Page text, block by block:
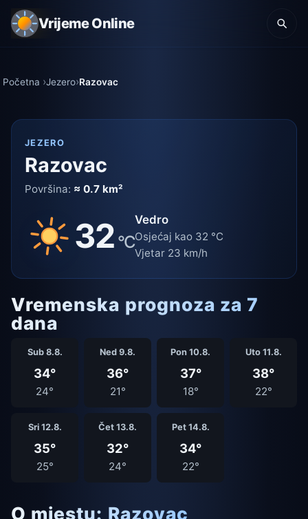
Vrijeme Online
Početna Jezero Razovac
JEZERO
Razovac
Površina: ≈ 0.7 km²
32 °C
Vedro
Osjećaj kao 32 °C
Vjetar 23 km/h
Vremenska prognoza za 7
dana
Sub 8.8.
34°
24°
Ned 9.8.
36°
21°
Pon 10.8.
37°
18°
Uto 11.8.
38°
22°
Sri 12.8.
35°
25°
Čet 13.8.
32°
24°
Pet 14.8.
34°
22°
O mjestu: Razovac